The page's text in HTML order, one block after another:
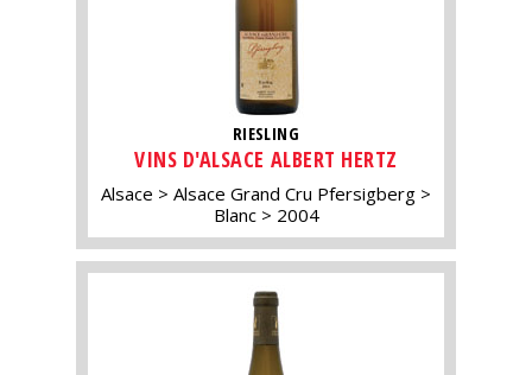
RIESLING
VINS D'ALSACE ALBERT HERTZ
Alsace
Alsace Grand Cru Pfersigberg
Blanc
2004